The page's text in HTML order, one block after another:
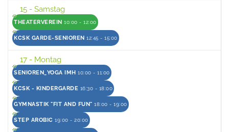
15 - Samstag
THEATERVEREIN 10:00 - 12:00
KCSK GARDE-SENIOREN 12:45 - 15:00
17 - Montag
SENIOREN_YOGA IMH 10:00 - 11:00
KCSK - KINDERGARDE 16:30 - 18:00
GYMNASTIK "FIT AND FUN" 18:00 - 19:00
STEP AROBIC 19:00 - 20:00